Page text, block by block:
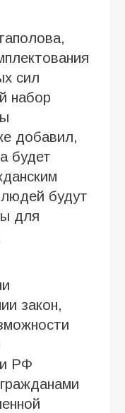
сил
набор
добавил,
будет
будут
для
закон,
РФ